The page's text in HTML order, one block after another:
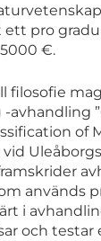
ett pro
€.
filosofie
-avhandling
of
vid
används
i
och